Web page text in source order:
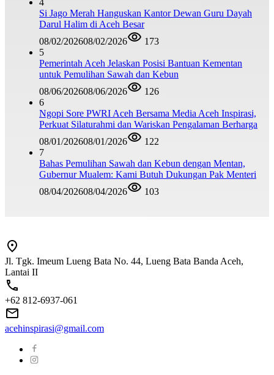
Si Jago Merah Hanguskan Kantor Dewan Guru Dayah
Darul Halim di Aceh Besar
08/02/202608/02/2026
173
5
Pemerintah Aceh Jelaskan Posisi Bantuan Kementan
untuk Pemulihan Sawah dan Kebun
08/06/202608/06/2026
126
6
Ngopi Sore PWRI Aceh Bersama Media Aceh Inspirasi,
Perkuat Silaturahmi dan Wariskan Pengalaman Berharga
08/01/202608/01/2026
122
7
Bahas Pemulihan Sawah dan Kebun dengan Mentan,
Gubernur Mualem: Kami Butuh Dukungan Pak Menteri
08/04/202608/04/2026 103
Jl. Tgk. Imeum Lueng Bata No. 44, Lueng Bata Banda Aceh,
Lantai II
+62 812-6937-061
acehinspirasi@gmail.com